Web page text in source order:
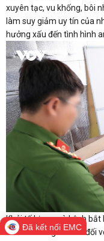
xuyên tạc, vu khống, bôi
làm suy giảm uy tín của
hưởng xấu đến tình hình
Khởi tố bị can và Lệnh
điều tra Công an tỉnh đối
Đã kết nối EMC